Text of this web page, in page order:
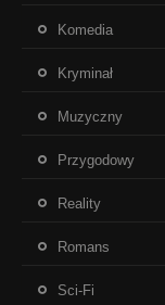
Komedia
Kryminał
Muzyczny
Przygodowy
Reality
Romans
Sci-Fi